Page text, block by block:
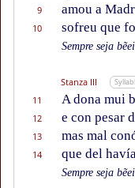
9
amou a
10
sofreu que
Sempre seja
Stanza III
11 A dona mui
12
e con pesar
13
mas mal
14
que del
Sempre seja